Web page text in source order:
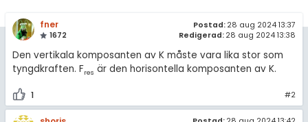
fner
1672
Postad: 28 aug 2024 13:37
Redigerad: 28 aug 2024 13:38
Den vertikala komposanten av K måste vara lika stor som
tyngdkraften. Fres är den horisontella komposanten av K.
1 #2